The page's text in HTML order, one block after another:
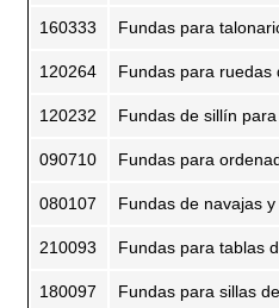
160333 Fundas para
120264 Fundas para ruedas
120232 Fundas de sillín
090710 Fundas para
080107 Fundas de navajas
210093 Fundas para tablas
180097 Fundas para sillas